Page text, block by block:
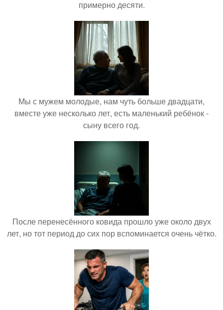
примерно десяти.
Мы с мужем молодые, нам чуть больше двадцати,
вместе уже несколько лет, есть маленький ребёнок -
сыну всего год.
После перенесённого ковида прошло уже около двух
лет, но тот период до сих пор вспоминается очень чётко.